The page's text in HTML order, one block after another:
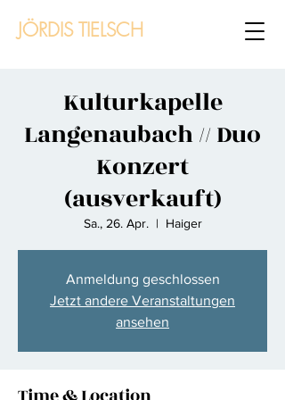
JÖRDIS TIELSCH
Kulturkapelle
Langenaubach // Duo
Konzert
(ausverkauft)
Sa., 26. Apr.
  |
Haiger
Anmeldung geschlossen
Jetzt andere Veranstaltungen
ansehen